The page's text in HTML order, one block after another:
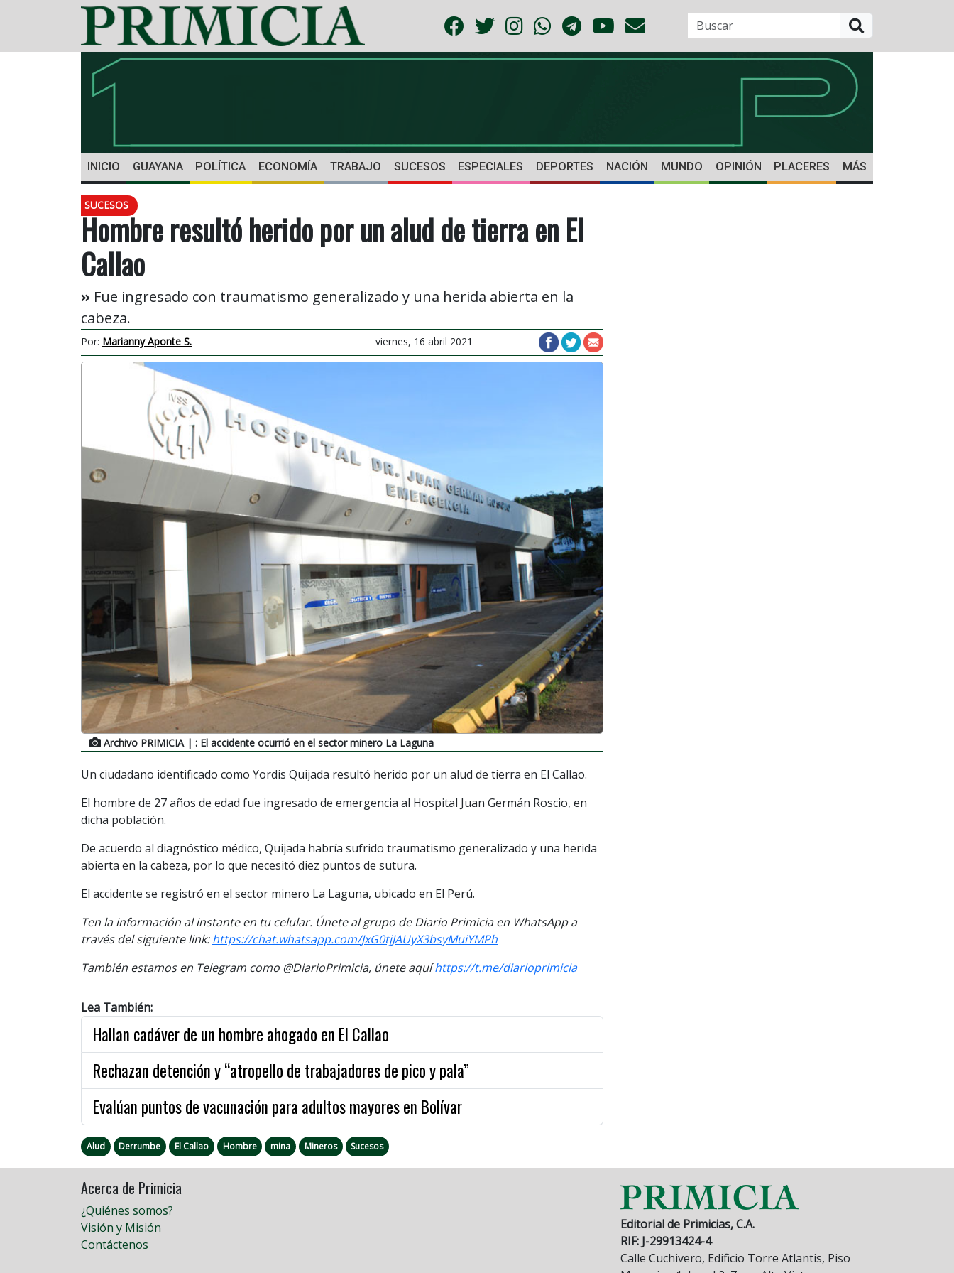
INICIO GUAYANA POLÍTICA ECONOMÍA TRABAJO SUCESOS ESPECIALES DEPORTES NACIÓN MUNDO OPINIÓN PLACERES MÁS
SUCESOS
Hombre resultó herido por un alud de tierra en El
Callao
Fue ingresado con traumatismo generalizado y una herida abierta en la
cabeza.
Por: Marianny Aponte S. viernes, 16 abril 2021
Archivo PRIMICIA| : El accidente ocurrió en el sector minero La Laguna
Un ciudadano identificado como Yordis Quijada resultó herido por un alud de tierra en El Callao.
El hombre de 27 años de edad fue ingresado de emergencia al Hospital Juan Germán Roscio, en
dicha población.
De acuerdo al diagnóstico médico, Quijada habría sufrido traumatismo generalizado y una herida
abierta en la cabeza, por lo que necesitó diez puntos de sutura.
El accidente se registró en el sector minero La Laguna, ubicado en El Perú.
Ten la información al instante en tu celular. Únete al grupo de Diario Primicia en WhatsApp a
través del siguiente link: https://chat.whatsapp.com/JxG0tjJAUyX3bsyMuiYMPh
También estamos en Telegram como @DiarioPrimicia, únete aquíhttps://t.me/diarioprimicia
Lea También:
Hallan cadáver de un hombre ahogado en El Callao
Rechazan detención y “atropello de trabajadores de pico y pala”
Evalúan puntos de vacunación para adultos mayores en Bolívar
Alud Derrumbe El Callao Hombre mina Mineros Sucesos
Acerca de Primicia
¿Quiénes somos?
Visión y Misión
Contáctenos
Editorial de Primicias, C.A.
RIF: J-29913424-4
Calle Cuchivero, Edificio Torre Atlantis, Piso